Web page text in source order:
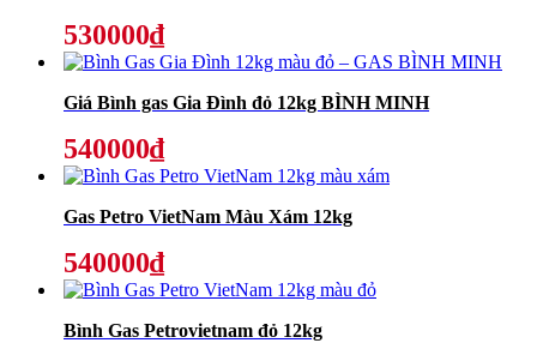
530000₫
Giá Bình gas Gia Đình đỏ 12kg BÌNH MINH
540000₫
Gas Petro VietNam Màu Xám 12kg
540000₫
Bình Gas Petrovietnam đỏ 12kg